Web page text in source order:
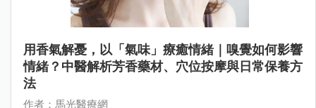
用香氣解憂，以「氣味」療癒情緒｜嗅覺如何影響
情緒？中醫解析芳香藥材、穴位按摩與日常保養方
法
作者：馬光醫療網